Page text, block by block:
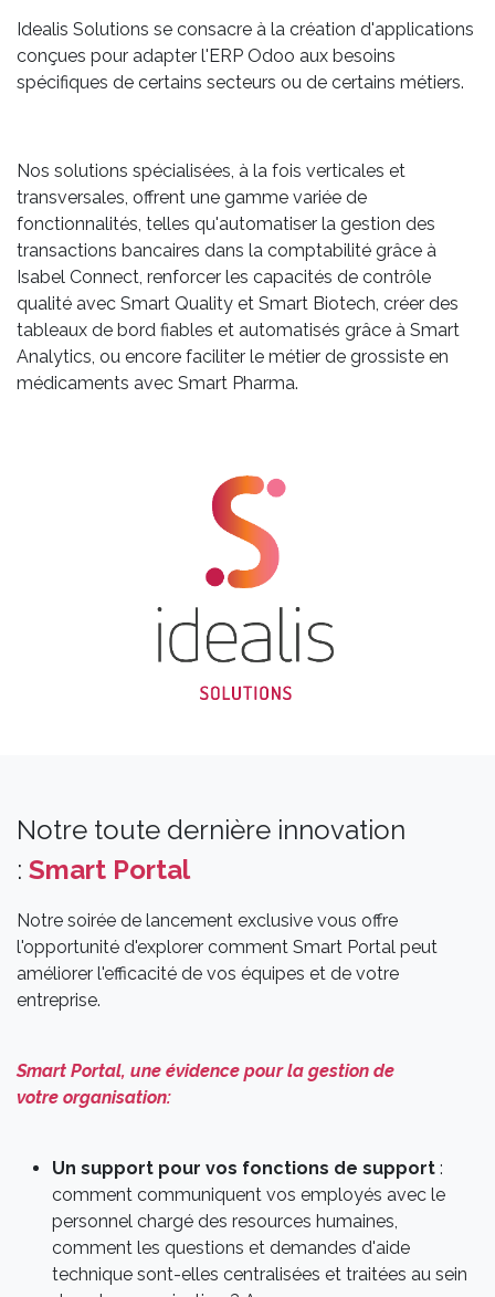
Idealis Solutions se consacre à la création d'applications
conçues pour adapter l'ERP Odoo aux besoins
spécifiques de certains secteurs ou de certains métiers.
Nos solutions spécialisées, à la fois verticales et
transversales, offrent une gamme variée de
fonctionnalités, telles qu'automatiser la gestion des
transactions bancaires dans la comptabilité grâce à
Isabel Connect, renforcer les capacités de contrôle
qualité avec Smart Quality et Smart Biotech, créer des
tableaux de bord fiables et automatisés grâce à Smart
Analytics, ou encore faciliter le métier de grossiste en
médicaments avec Smart Pharma.
Notre toute dernière innovation
: Smart Portal
Notre soirée de lancement exclusive vous offre
l'opportunité d'explorer comment Smart Portal peut
améliorer l'efficacité de vos équipes et de votre
entreprise.
Smart Portal, une évidence pour la gestion de
votre organisation:
Un support pour vos fonctions de support :
comment communiquent vos employés avec le
personnel chargé des resources humaines,
comment les questions et demandes d'aide
technique sont-elles centralisées et traitées au sein